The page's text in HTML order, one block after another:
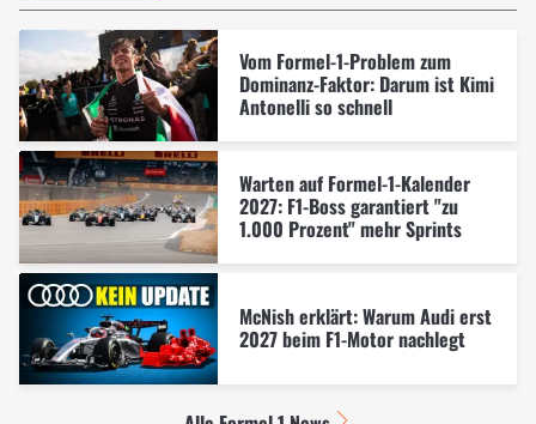
Vom Formel-1-Problem zum
Dominanz-Faktor: Darum ist Kimi
Antonelli so schnell
Warten auf Formel-1-Kalender
2027: F1-Boss garantiert "zu
1.000 Prozent" mehr Sprints
McNish erklärt: Warum Audi erst
2027 beim F1-Motor nachlegt